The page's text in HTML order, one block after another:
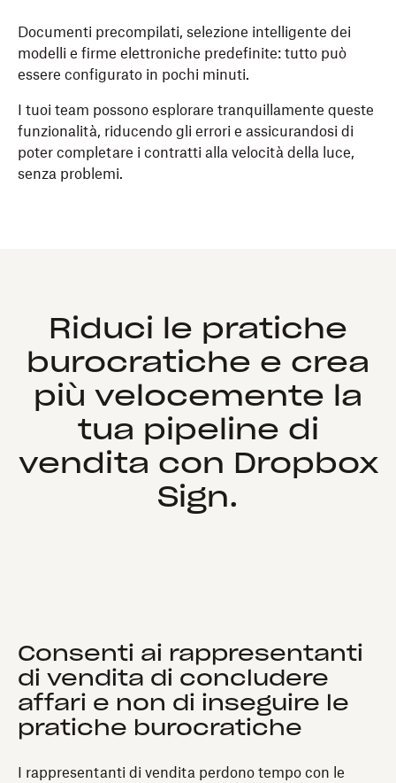
Documenti precompilati, selezione intelligente dei
modelli e firme elettroniche predefinite: tutto può
essere configurato in pochi minuti.
I tuoi team possono esplorare tranquillamente queste
funzionalità, riducendo gli errori e assicurandosi di
poter completare i contratti alla velocità della luce,
senza problemi.
Riduci le pratiche
burocratiche e crea
più velocemente la
tua pipeline di
vendita con Dropbox
Sign.
Consenti ai rappresentanti
di vendita di concludere
affari e non di inseguire le
pratiche burocratiche
I rappresentanti di vendita perdono tempo con le